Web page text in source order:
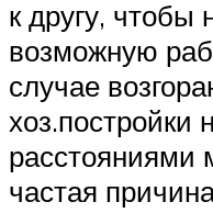
к другу, чтобы
возможную
случае
хоз.постройки
расстояниями
частая